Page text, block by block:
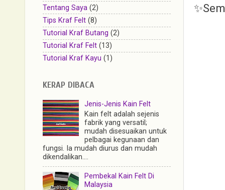
Tentang Saya (2)
Tips Kraf Felt (8)
Tutorial Kraf Butang (2)
Tutorial Kraf Felt (13)
Tutorial Kraf Kayu (1)
KERAP DIBACA
Jenis-Jenis Kain Felt
Kain felt adalah sejenis
fabrik yang versatil;
mudah disesuaikan untuk
pelbagai kegunaan dan
fungsi. Ia mudah diurus dan mudah
dikendalikan....
Pembekal Kain Felt Di
Malaysia